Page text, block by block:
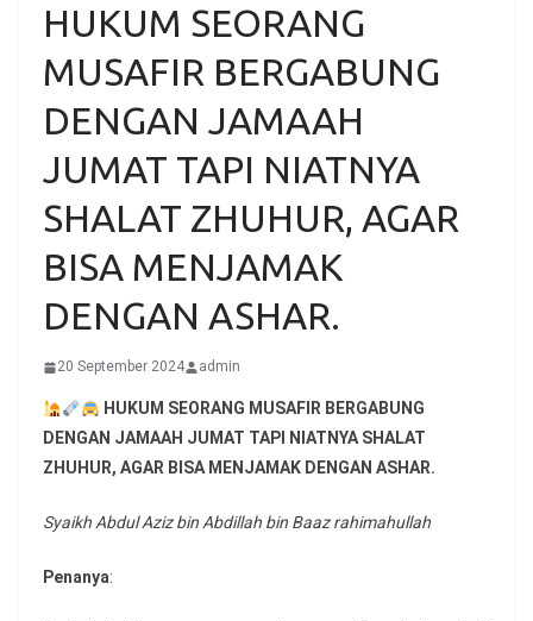
HUKUM SEORANG
MUSAFIR BERGABUNG
DENGAN JAMAAH
JUMAT TAPI NIATNYA
SHALAT ZHUHUR, AGAR
BISA MENJAMAK
DENGAN ASHAR.
20 September 2024 admin
HUKUM SEORANG MUSAFIR BERGABUNG
DENGAN JAMAAH JUMAT TAPI NIATNYA SHALAT
ZHUHUR, AGAR BISA MENJAMAK DENGAN ASHAR.
Syaikh Abdul Aziz bin Abdillah bin Baaz rahimahullah
Penanya: